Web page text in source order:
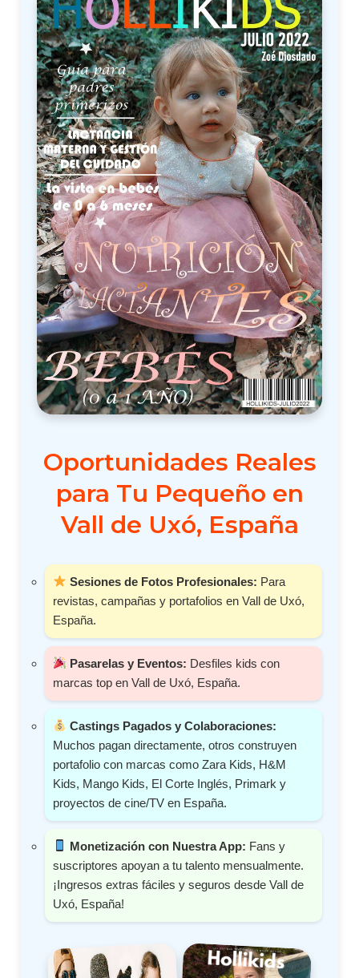
Oportunidades Reales
para Tu Pequeño en
Vall de Uxó, España
Sesiones de Fotos Profesionales: Para
revistas, campañas y portafolios en Vall de Uxó,
España.
Pasarelas y Eventos: Desfiles kids con
marcas top en Vall de Uxó, España.
Castings Pagados y Colaboraciones:
Muchos pagan directamente, otros construyen
portafolio con marcas como Zara Kids, H&M
Kids, Mango Kids, El Corte Inglés, Primark y
proyectos de cine/TV en España.
Monetización con Nuestra App: Fans y
suscriptores apoyan a tu talento mensualmente.
¡Ingresos extras fáciles y seguros desde Vall de
Uxó, España!